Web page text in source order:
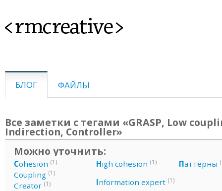
<rmcreative>
БЛОГ ФАЙЛЫ
Все заметки с тегами «GRASP, Low
Indirection, Controller»
Можно уточнить:
Cohesion (1)
Coupling (1)
Creator (1)
High cohesion (1)
Information expert (1)
Паттерны